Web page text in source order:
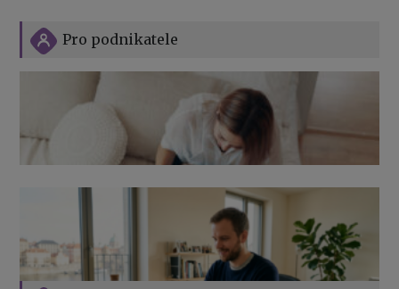
Pro podnikatele